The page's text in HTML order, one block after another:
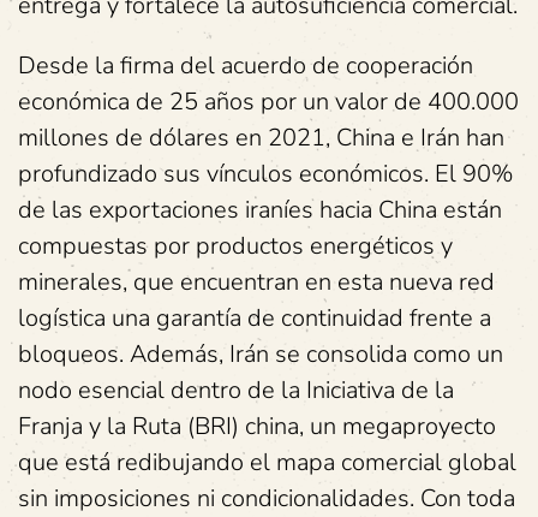
Desde la firma del acuerdo de cooperación
económica de 25 años por un valor de 400.000
millones de dólares en 2021, China e Irán han
profundizado sus vínculos económicos. El 90%
de las exportaciones iraníes hacia China están
compuestas por productos energéticos y
minerales, que encuentran en esta nueva red
logística una garantía de continuidad frente a
bloqueos. Además, Irán se consolida como un
nodo esencial dentro de la Iniciativa de la
Franja y la Ruta (BRI) china, un megaproyecto
que está redibujando el mapa comercial global
sin imposiciones ni condicionalidades. Con toda